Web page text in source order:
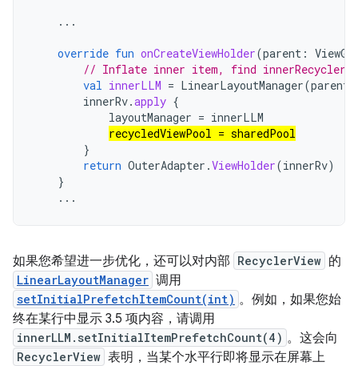
...
override fun onCreateViewHolder(parent :
// Inflate inner item, find
val innerLLM = LinearLayoutManager(parent
innerRv.apply {
layoutManager = innerLLM
recycledViewPool = sharedPool
}
return OuterAdapter .ViewHolder(innerRv)
}
...
如果您希望进一步优化，还可以对内部 RecyclerView 的
LinearLayoutManager 调用
setInitialPrefetchItemCount(int) 。例如，如果您始
终在某行中显示 3.5 项内容，请调用
innerLLM.setInitialItemPrefetchCount(4) 。这会向
RecyclerView 表明，当某个水平行即将显示在屏幕上